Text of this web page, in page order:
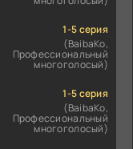
1-5 серия
(BaibaKo,
Профессиональный
многоголосый)
1-5 серия
(BaibaKo,
Профессиональный
многоголосый)